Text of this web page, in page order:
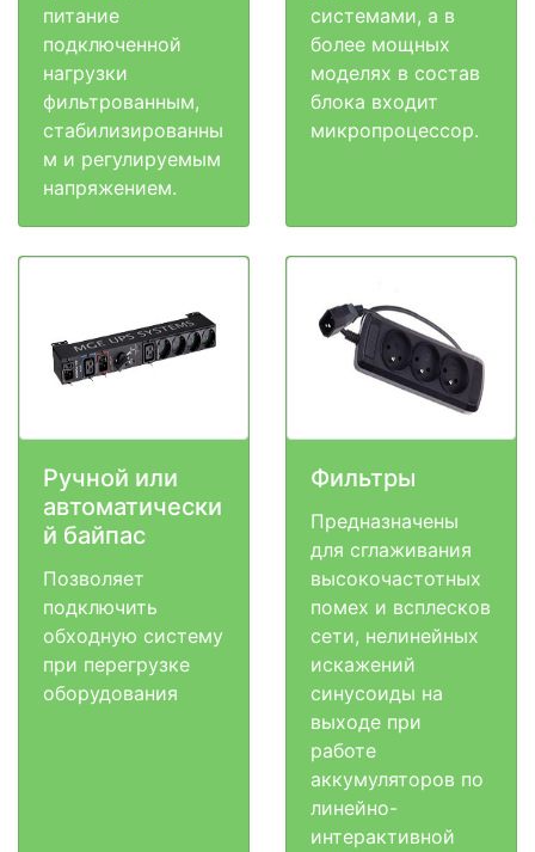
питание
подключенной
нагрузки
фильтрованным,
стабилизированны
м и регулируемым
напряжением.
системами, а в
более мощных
моделях в состав
блока входит
микропроцессор.
Ручной или
автоматически
й байпас
Позволяет
подключить
обходную систему
при перегрузке
оборудования
Фильтры
Предназначены
для сглаживания
высокочастотных
помех и всплесков
сети, нелинейных
искажений
синусоиды на
выходе при
работе
аккумуляторов по
линейно-
интерактивной